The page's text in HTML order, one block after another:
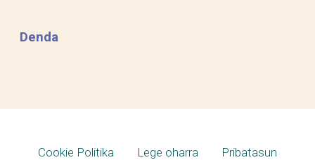
Denda
Cookie Politika Lege oharra
Pribatasun